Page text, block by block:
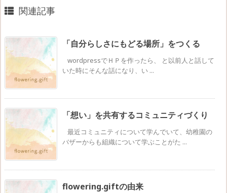
レ
ス 関連記事
「自分らしさにもどる場所」をつくる
wordpressでＨＰを作ったら、 と以前人と話して
いた時にそんな話になり、い ...
「想い」を共有するコミュニティづくり
最近コミュニティについて学んでいて、幼稚園の
バザーからも組織について学ぶことがた ...
flowering.giftの由来